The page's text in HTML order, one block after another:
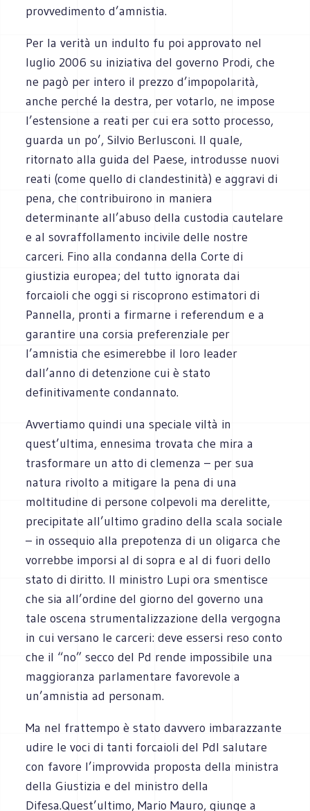
provvedimento d’amnistia.
Per la verità un indulto fu poi approvato nel
luglio 2006 su iniziativa del governo Prodi, che
ne pagò per intero il prezzo d’impopolarità,
anche perché la destra, per votarlo, ne impose
l’estensione a reati per cui era sotto processo,
guarda un po’, Silvio Berlusconi. Il quale,
ritornato alla guida del Paese, introdusse nuovi
reati (come quello di clandestinità) e aggravi di
pena, che contribuirono in maniera
determinante all’abuso della custodia cautelare
e al sovraffollamento incivile delle nostre
carceri. Fino alla condanna della Corte di
giustizia europea; del tutto ignorata dai
forcaioli che oggi si riscoprono estimatori di
Pannella, pronti a firmarne i referendum e a
garantire una corsia preferenziale per
l’amnistia che esimerebbe il loro leader
dall’anno di detenzione cui è stato
definitivamente condannato.
Avvertiamo quindi una speciale viltà in
quest’ultima, ennesima trovata che mira a
trasformare un atto di clemenza – per sua
natura rivolto a mitigare la pena di una
moltitudine di persone colpevoli ma derelitte,
precipitate all’ultimo gradino della scala sociale
– in ossequio alla prepotenza di un oligarca che
vorrebbe imporsi al di sopra e al di fuori dello
stato di diritto. Il ministro Lupi ora smentisce
che sia all’ordine del giorno del governo una
tale oscena strumentalizzazione della vergogna
in cui versano le carceri: deve essersi reso conto
che il “no” secco del Pd rende impossibile una
maggioranza parlamentare favorevole a
un’amnistia ad personam.
Ma nel frattempo è stato davvero imbarazzante
udire le voci di tanti forcaioli del Pdl salutare
con favore l’improvvida proposta della ministra
della Giustizia e del ministro della
Difesa.Quest’ultimo, Mario Mauro, giunge a